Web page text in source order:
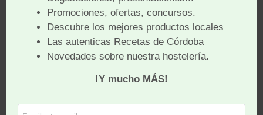
Colaboradores
Convenios
Política de Cookies|Política de Privacidad